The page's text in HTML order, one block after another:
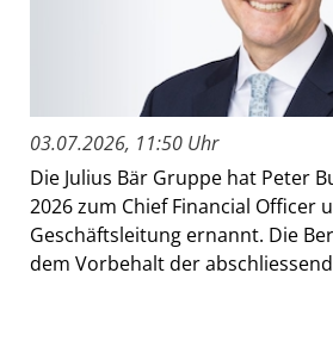
03.07.2026, 11:50 Uhr
Die Julius Bär Gruppe hat Peter
2026 zum Chief Financial Officer
Geschäftsleitung ernannt. Die
dem Vorbehalt der